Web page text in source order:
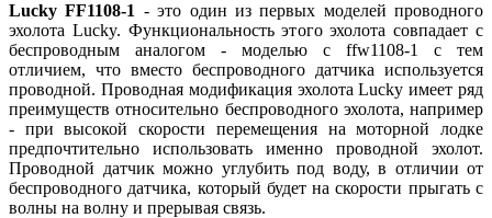
Lucky FF1108-1 - это один из первых моделей проводного
эхолота Lucky. Функциональность этого эхолота совпадает с
беспроводным аналогом - моделью с ffw1108-1 c тем
отличием, что вместо беспроводного датчика используется
проводной. Проводная модификация эхолота Lucky имеет ряд
преимуществ относительно беспроводного эхолота, например
- при высокой скорости перемещения на моторной лодке
предпочтительно использовать именно проводной эхолот.
Проводной датчик можно углубить под воду, в отличии от
беспроводного датчика, который будет на скорости прыгать с
волны на волну и прерывая связь.